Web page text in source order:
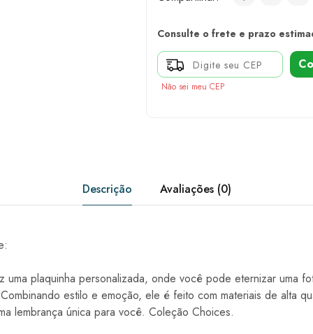
Consulte o frete e prazo
Não sei meu CEP
Descrição Avaliações (0)
uma plaquinha personalizada, onde você pode eternizar uma
estilo e emoção, ele é feito com materiais de alta
lembrança única para você. Coleção Choices.